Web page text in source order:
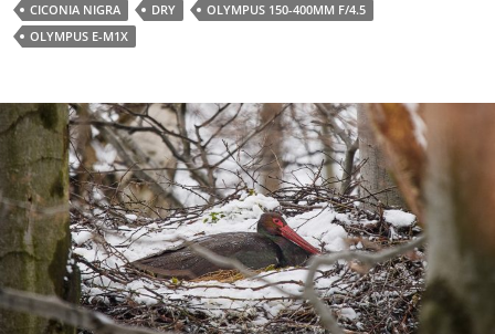
CICONIA NIGRA DRY
OLYMPUS 150-400MM F/4.5
OLYMPUS E-M1X